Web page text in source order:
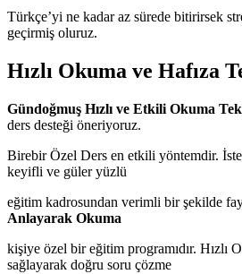
Türkçe’yi ne kadar az sürede bitirirsek
geçirmiş oluruz.
Hızlı Okuma ve Hafıza
Gündoğmuş Hızlı ve Etkili Okuma
ders desteği öneriyoruz.
Birebir Özel Ders en etkili yöntemdir.
keyifli ve güler yüzlü
eğitim kadrosundan verimli bir şekilde
Anlayarak Okuma
kişiye özel bir eğitim programıdır. Hızlı
sağlayarak doğru soru çözme